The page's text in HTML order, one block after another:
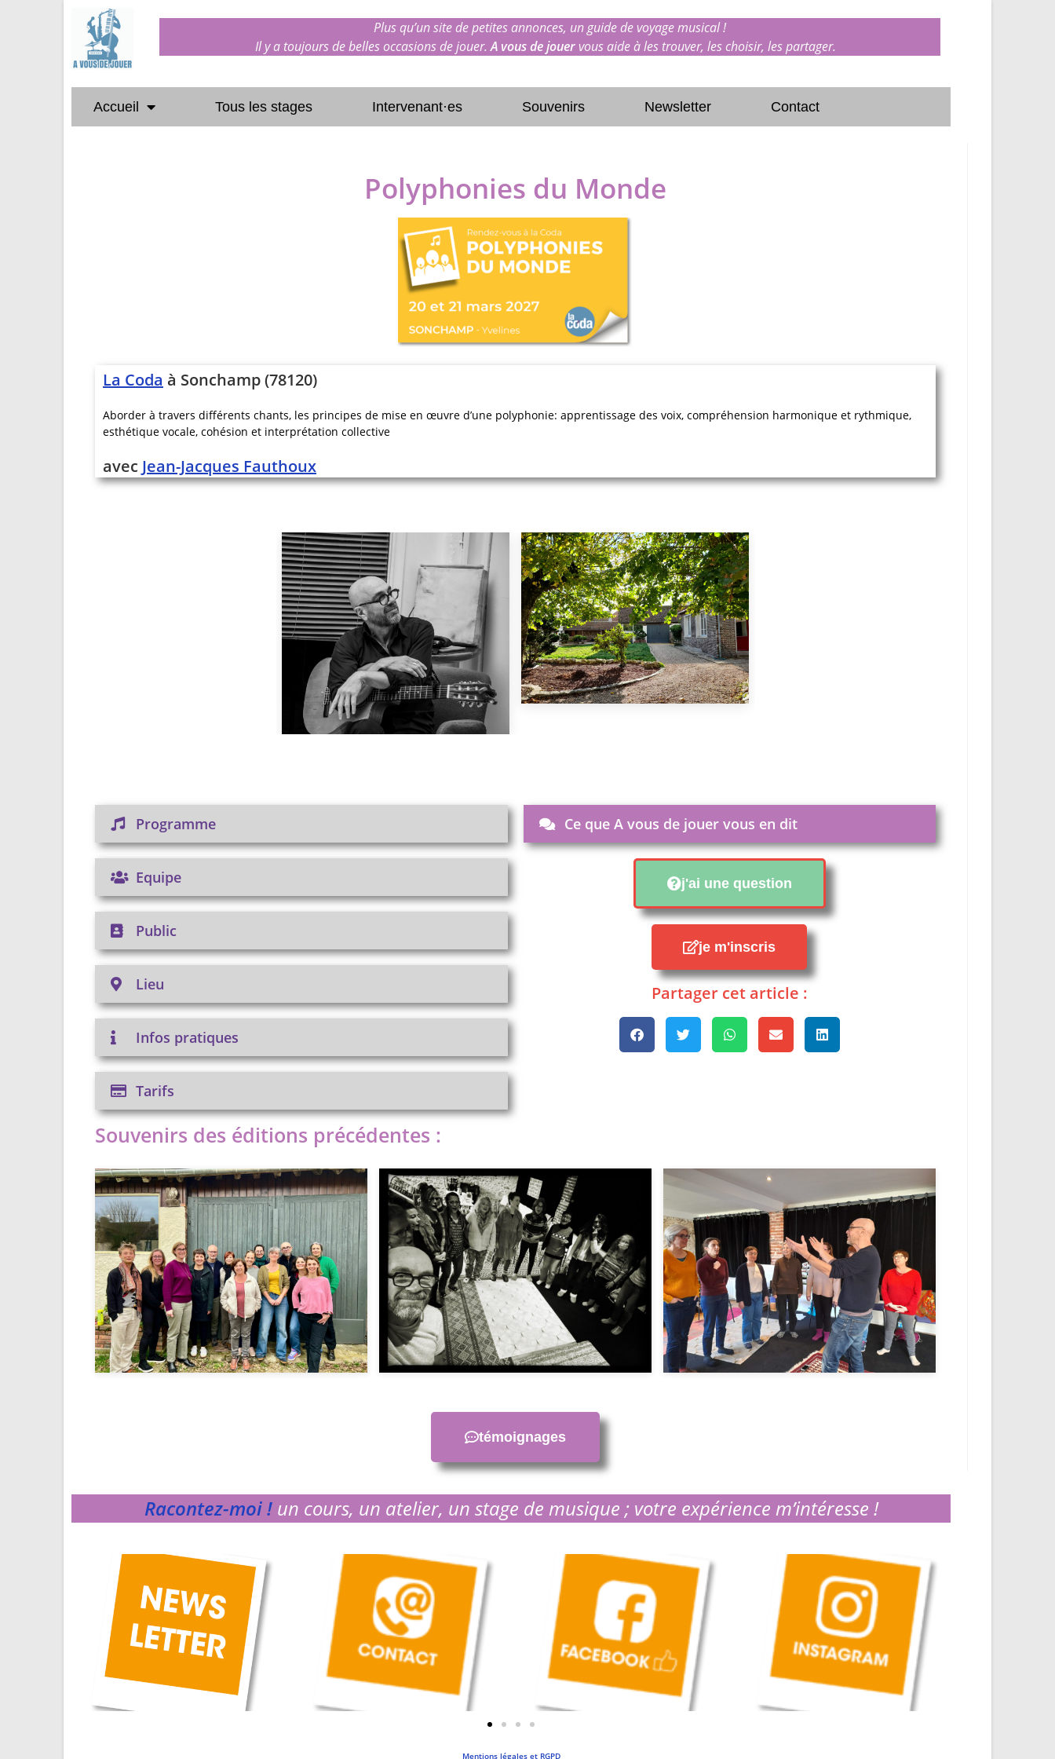
Plus qu’un site de petites annonces, un guide de voyage musical !
Il y a toujours de belles occasions de jouer.A vous de jouervous aide à les trouver, les choisir, les partager.
Accueil Tous les stages Intervenant·es Souvenirs Newsletter Contact
Polyphonies du Monde
La Coda à Sonchamp (78120)
Aborder à travers différents chants, les principes de mise en œuvre d’une polyphonie: apprentissage des voix, compréhension harmonique et rythmique,
esthétique vocale, cohésion et interprétation collective
avec Jean-Jacques Fauthoux
Programme
Equipe
Public
Lieu
Infos pratiques
Tarifs
Ce que A vous de jouer vous en dit
j'ai une question
je m'inscris
Partager cet article :
Souvenirs des éditions précédentes :
témoignages
Racontez-moi ! un cours, un atelier, un stage de musique ; votre expérience m’intéresse !
Mentions légales et RGPD